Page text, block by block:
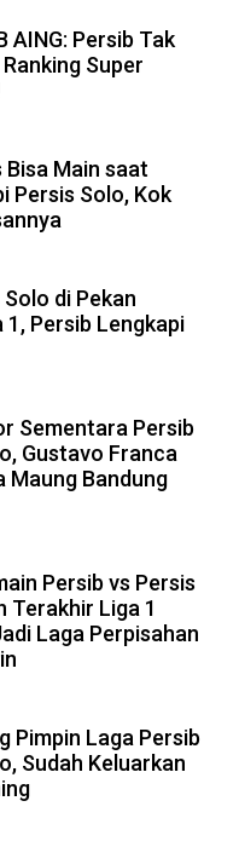
AING: Persib Tak
Super
Main saat
Persis Solo, Kok
di Pekan
1, Persib Lengkapi
Sementara Persib
Gustavo Franca
Maung Bandung
Persib vs Persis
Terakhir Liga 1
Laga Perpisahan
Pimpin Laga Persib
Sudah Keluarkan